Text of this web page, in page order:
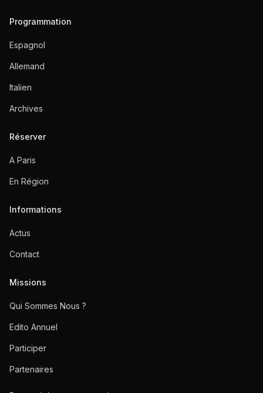
Programmation
Espagnol
Allemand
Italien
Archives
Réserver
A Paris
En Région
Informations
Actus
Contact
Missions
Qui Sommes Nous ?
Edito Annuel
Participer
Partenaires